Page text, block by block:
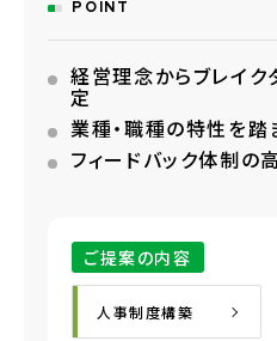
POINT
経営理念からブレイ
定
業種・職種の特性を
フィードバック体制の
ご提案の内容
人事制度構築